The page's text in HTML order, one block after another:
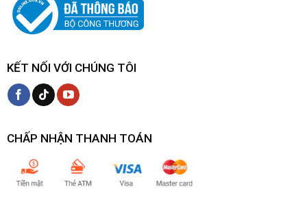
KẾT NỐI VỚI CHÚNG TÔI
CHẤP NHẬN THANH TOÁN